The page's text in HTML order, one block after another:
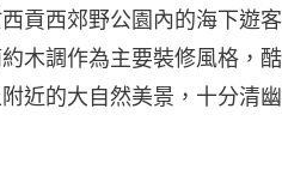
貢西郊野公園內的海下遊
木調作為主要裝修風格，
近的大自然美景，十分清